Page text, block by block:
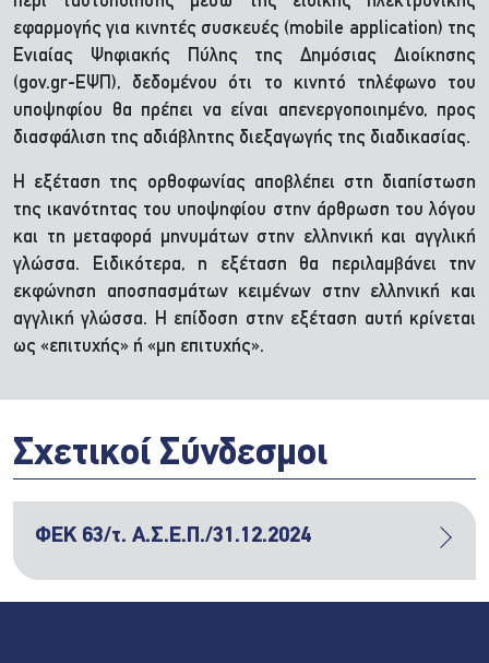
εφαρμογής για κινητές συσκευές (mobile application) της
Ενιαίας Ψηφιακής Πύλης της Δημόσιας Διοίκησης
(gov.gr-ΕΨΠ), δεδομένου ότι το κινητό τηλέφωνο του
υποψηφίου θα πρέπει να είναι απενεργοποιημένο, προς
διασφάλιση της αδιάβλητης διεξαγωγής της διαδικασίας.
Η εξέταση της ορθοφωνίας αποβλέπει στη διαπίστωση
της ικανότητας του υποψηφίου στην άρθρωση του λόγου
και τη μεταφορά μηνυμάτων στην ελληνική και αγγλική
γλώσσα. Ειδικότερα, η εξέταση θα περιλαμβάνει την
εκφώνηση αποσπασμάτων κειμένων στην ελληνική και
αγγλική γλώσσα. Η επίδοση στην εξέταση αυτή κρίνεται
ως «επιτυχής» ή «μη επιτυχής».
Σχετικοί Σύνδεσμοι
ΦΕΚ 63/τ. Α.Σ.Ε.Π./31.12.2024